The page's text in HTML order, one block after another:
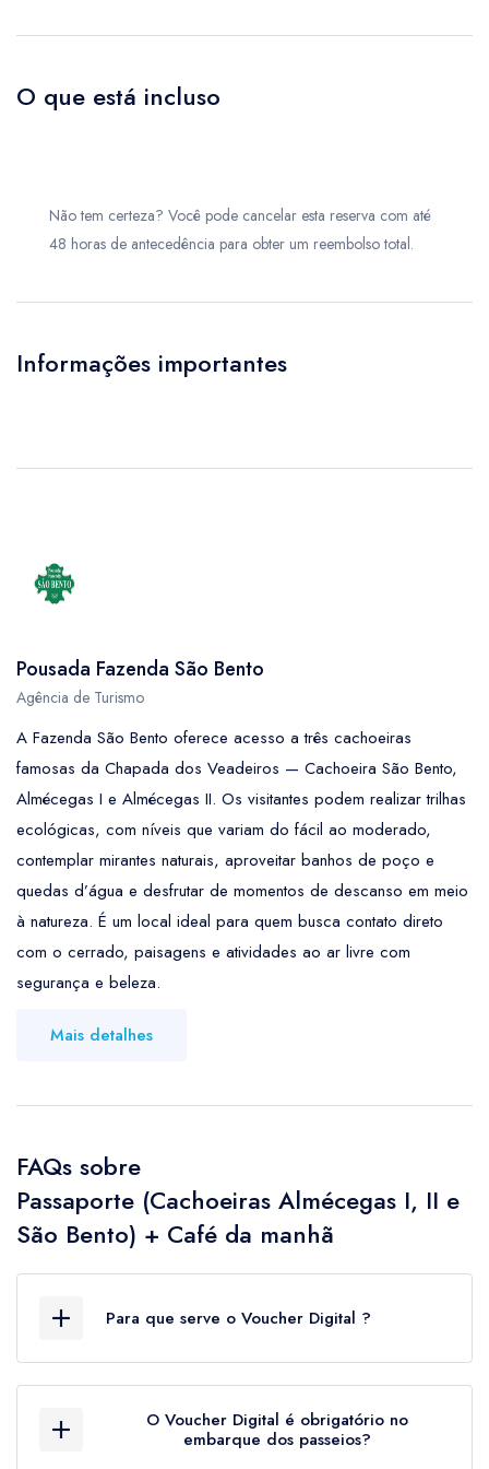
O que está incluso
Não tem certeza? Você pode cancelar esta reserva com até
48 horas de antecedência para obter um reembolso total.
Informações importantes
Pousada Fazenda São Bento
Agência de Turismo
A Fazenda São Bento oferece acesso a três cachoeiras
famosas da Chapada dos Veadeiros — Cachoeira São Bento,
Almécegas I e Almécegas II. Os visitantes podem realizar trilhas
ecológicas, com níveis que variam do fácil ao moderado,
contemplar mirantes naturais, aproveitar banhos de poço e
quedas d’água e desfrutar de momentos de descanso em meio
à natureza. É um local ideal para quem busca contato direto
com o cerrado, paisagens e atividades ao ar livre com
segurança e beleza.
Mais detalhes
FAQs sobre
Passaporte (Cachoeiras Almécegas I, II e
São Bento) + Café da manhã
Para que serve o Voucher Digital ?
comprova a sua aquisição dos passeios, além
de ser o documento de controle de embarque
O Voucher Digital é obrigatório no
embarque dos passeios?